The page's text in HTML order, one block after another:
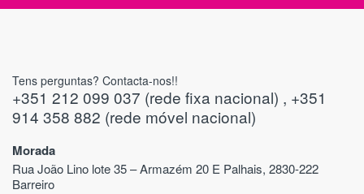
Tens perguntas? Contacta-nos!!
+351 212 099 037 (rede fixa nacional) , +351
914 358 882 (rede móvel nacional)
Morada
Rua João Lino lote 35 – Armazém 20 E Palhais, 2830-222
Barreiro